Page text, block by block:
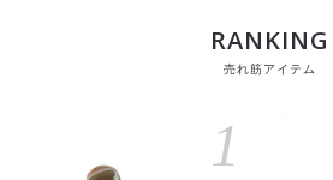
RANKING
売れ筋アイテム
1